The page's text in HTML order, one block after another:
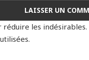
les indésirables.
.